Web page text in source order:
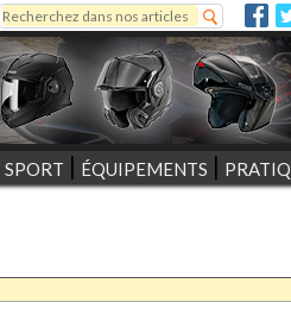
Formulaire de recherche
Rechercher
SPORT ÉQUIPEMENTS